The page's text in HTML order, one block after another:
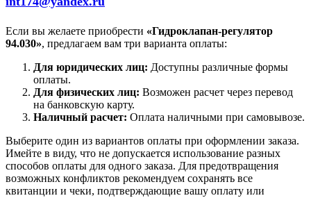
Если вы желаете приобрести «Гидроклапан-регулятор
94.030», предлагаем вам три варианта оплаты:
Для юридических лиц: Доступны различные формы
оплаты.
Для физических лиц: Возможен расчет через перевод
на банковскую карту.
Наличный расчет: Оплата наличными при самовывозе.
Выберите один из вариантов оплаты при оформлении заказа.
Имейте в виду, что не допускается использование разных
способов оплаты для одного заказа. Для предотвращения
возможных конфликтов рекомендуем сохранять все
квитанции и чеки, подтверждающие вашу оплату или